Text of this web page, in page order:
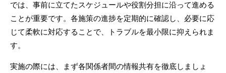
では、事前に立てたスケジュールや役割分担に沿って進める
ことが重要です。各施策の進捗を定期的に確認し、必要に応
じて柔軟に対応することで、トラブルを最小限に抑えられま
す。
実施の際には、まず各関係者間の情報共有を徹底しましょ